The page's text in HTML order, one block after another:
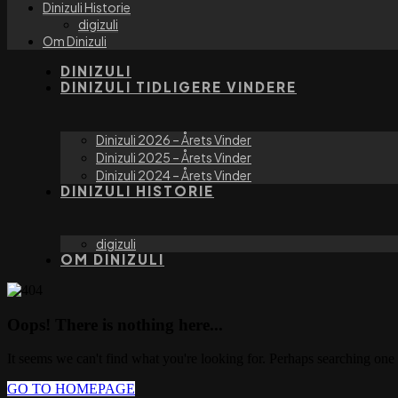
Dinizuli Historie
digizuli
Om Dinizuli
DINIZULI
DINIZULI TIDLIGERE VINDERE
Dinizuli 2026 – Årets Vinder
Dinizuli 2025 – Årets Vinder
Dinizuli 2024 – Årets Vinder
DINIZULI HISTORIE
digizuli
OM DINIZULI
GO TO HOMEPAGE